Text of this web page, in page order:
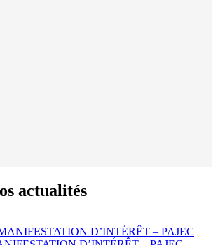
actualités